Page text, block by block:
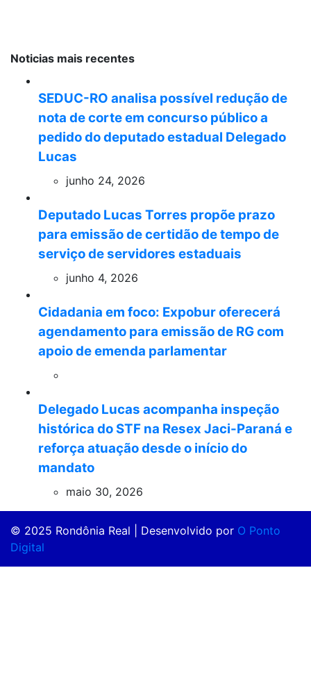
Noticias mais recentes
SEDUC-RO analisa possível redução de
nota de corte em concurso público a
pedido do deputado estadual Delegado
Lucas
junho 24, 2026
Deputado Lucas Torres propõe prazo
para emissão de certidão de tempo de
serviço de servidores estaduais
junho 4, 2026
Cidadania em foco: Expobur oferecerá
agendamento para emissão de RG com
apoio de emenda parlamentar
Delegado Lucas acompanha inspeção
histórica do STF na Resex Jaci-Paraná e
reforça atuação desde o início do
mandato
maio 30, 2026
© 2025 Rondônia Real | Desenvolvido por O Ponto
Digital